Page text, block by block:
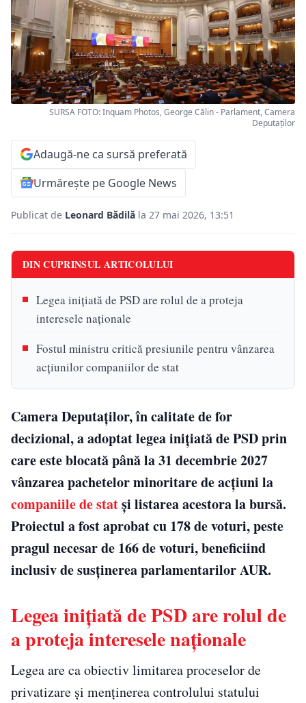
SURSA FOTO: Inquam Photos, George Călin - Parlament, Camera
Deputaţilor
Adaugă-ne ca sursă preferată
Urmărește pe Google News
Publicat de Leonard Bădilă la 27 mai 2026, 13:51
DIN CUPRINSUL ARTICOLULUI
Legea inițiată de PSD are rolul de a proteja
interesele naționale
Fostul ministru critică presiunile pentru vânzarea
acțiunilor companiilor de stat
Camera Deputaților, în calitate de for
decizional, a adoptat legea inițiată de PSD prin
care este blocată până la 31 decembrie 2027
vânzarea pachetelor minoritare de acțiuni la
companiile de statși listarea acestora la bursă.
Proiectul a fost aprobat cu 178 de voturi, peste
pragul necesar de 166 de voturi, beneficiind
inclusiv de susținerea parlamentarilor AUR.
Legea inițiată de PSD are rolul de
a proteja interesele naționale
Legea are ca obiectiv limitarea proceselor de
privatizare și menținerea controlului statului